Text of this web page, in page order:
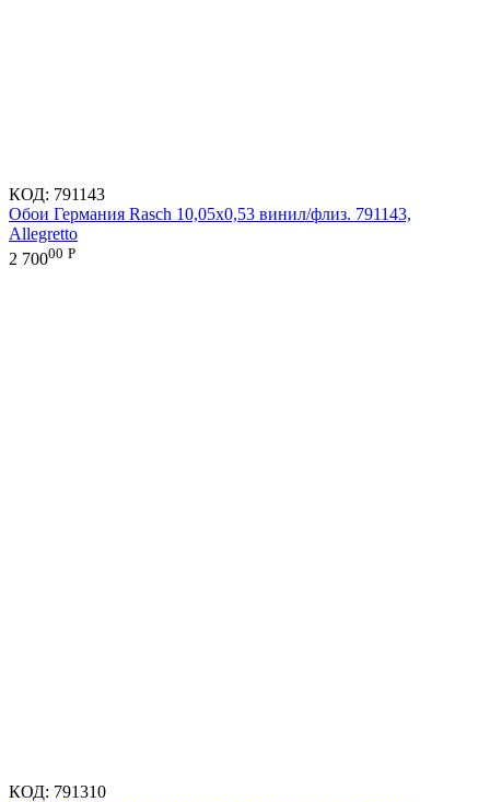
КОД: 791143
Обои Германия Rasch 10,05x0,53 винил/флиз. 791143,
Allegretto
2 70000 Р
КОД: 791310